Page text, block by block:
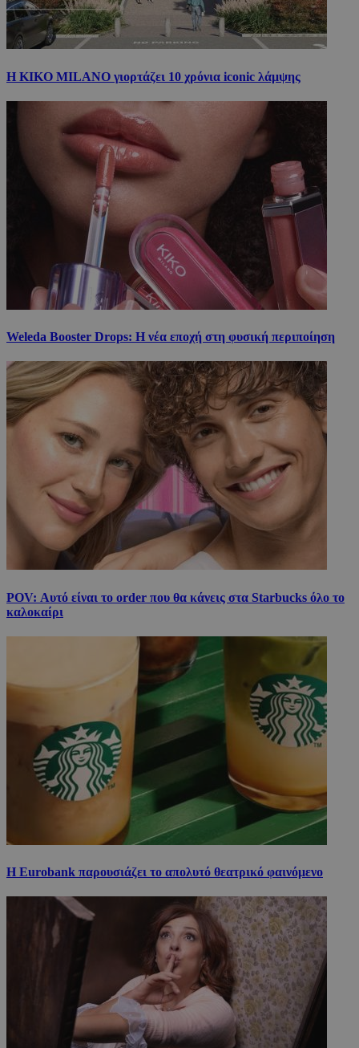
Η KIKO MILANO γιορτάζει 10 χρόνια iconic λάμψης
Weleda Booster Drops: Η νέα εποχή στη φυσική περιποίηση
POV: Αυτό είναι το order που θα κάνεις στα Starbucks όλο το
καλοκαίρι
Η Eurobank παρουσιάζει το απολυτό θεατρικό φαινόμενο